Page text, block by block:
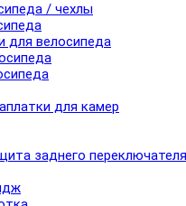
/ чехлы
для велосипеда
для камер
заднего переключателя